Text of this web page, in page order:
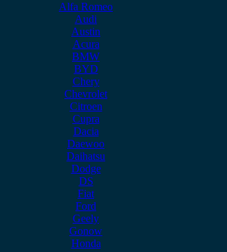
Alfa Romeo
Audi
Austin
Acura
BMW
BYD
Chery
Chevrolet
Citroen
Cupra
Dacia
Daewoo
Daihatsu
Dodge
DS
Fiat
Ford
Geely
Gonow
Honda